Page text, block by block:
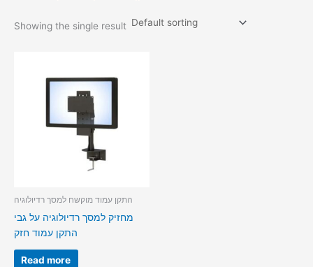
Showing the single result
התקן עמוד מוקשח למסך רדיולוגיה
מחזיק למסך רדיולוגיה על גבי
התקן עמוד חזק
Read more